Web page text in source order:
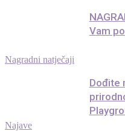
Nagradni natječaji
Vam
Najave
Dođite